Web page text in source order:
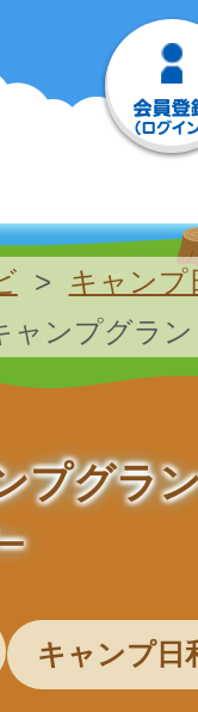
キャンプ
ャンプグラ
プグラ
キャンプ日